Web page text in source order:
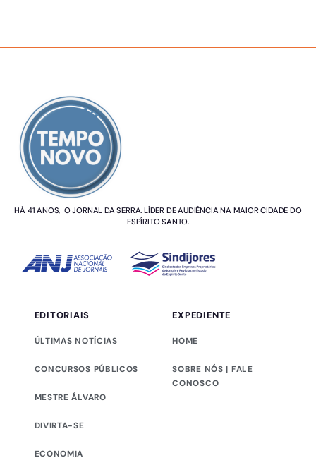
HÁ 41 ANOS, O JORNAL DA SERRA. LÍDER DE AUDIÊNCIA NA MAIOR CIDADE DO
ESPÍRITO SANTO.
EDITORIAIS
ÚLTIMAS NOTÍCIAS
CONCURSOS PÚBLICOS
MESTRE ÁLVARO
DIVIRTA-SE
ECONOMIA
EXPEDIENTE
HOME
SOBRE NÓS | FALE
CONOSCO